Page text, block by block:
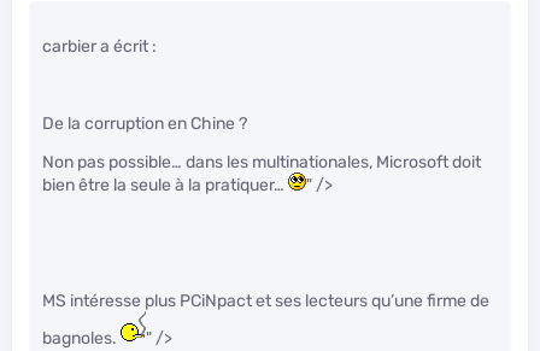
carbier a écrit :
De la corruption en Chine ?
Non pas possible… dans les multinationales, Microsoft doit
bien être la seule à la pratiquer…
" />
MS intéresse plus PCiNpact et ses lecteurs qu’une firme de
bagnoles.
" />